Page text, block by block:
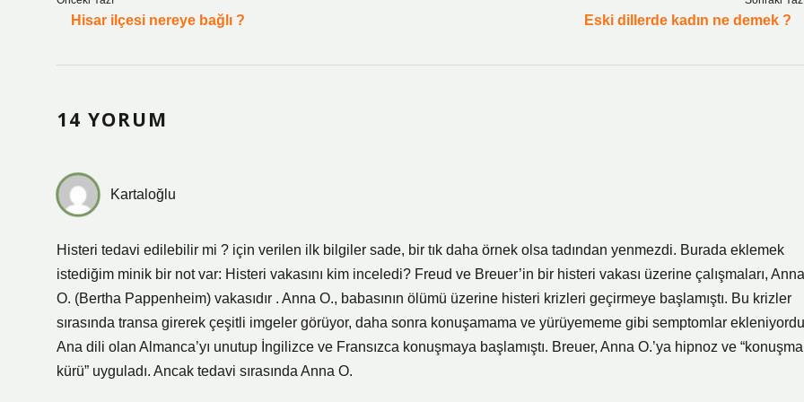
Hisar ilçesi nereye bağlı ? Eski dillerde kadın ne demek ?
14 YORUM
Kartaloğlu
Histeri tedavi edilebilir mi ? için verilen ilk bilgiler sade, bir tık daha örnek olsa tadından yenmezdi. Burada eklemek
istediğim minik bir not var: Histeri vakasını kim inceledi? Freud ve Breuer’in bir histeri vakası üzerine çalışmaları, Anna
O. (Bertha Pappenheim) vakasıdır . Anna O., babasının ölümü üzerine histeri krizleri geçirmeye başlamıştı. Bu krizler
sırasında transa girerek çeşitli imgeler görüyor, daha sonra konuşamama ve yürüyememe gibi semptomlar
Ana dili olan Almanca’yı unutup İngilizce ve Fransızca konuşmaya başlamıştı. Breuer, Anna O.’ya hipnoz ve “konuşma
kürü” uyguladı. Ancak tedavi sırasında Anna O.